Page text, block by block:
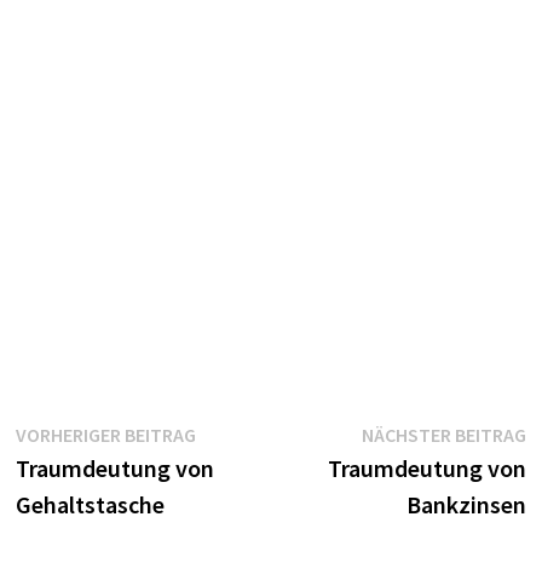
Beitragsnavigation
VORHERIGER BEITRAGVorheriger
Beitrag:
Traumdeutung von
Gehaltstasche
NÄCHSTER BEITRAG
Traumdeutung von
Bankzinsen